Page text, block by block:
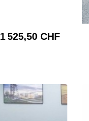
1 525,50 CHF